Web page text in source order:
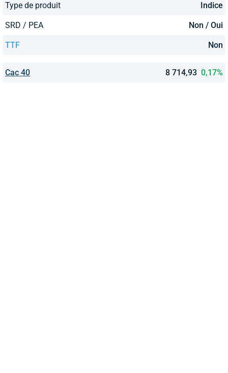
Type de produit Indice
SRD / PEA Non / Oui
TTF Non
Cac 40 8 714,93 0,17%